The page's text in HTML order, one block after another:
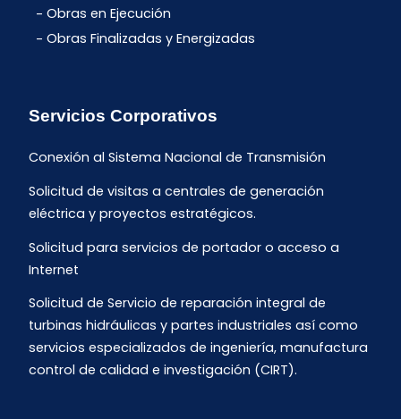
Obras en Ejecución
Obras Finalizadas y Energizadas
Servicios Corporativos
Conexión al Sistema Nacional de Transmisión
Solicitud de visitas a centrales de generación
eléctrica y proyectos estratégicos.
Solicitud para servicios de portador o acceso a
Internet
Solicitud de Servicio de reparación integral de
turbinas hidráulicas y partes industriales así como
servicios especializados de ingeniería, manufactura
control de calidad e investigación (CIRT).